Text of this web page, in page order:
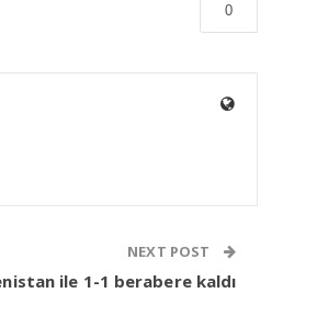
0
NEXT POST
ile 1-1 berabere kaldı